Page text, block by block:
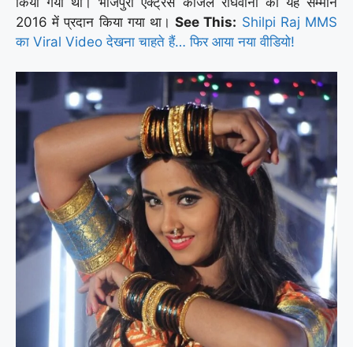
2016 में प्रदान किया गया था।See This: Shilpi Raj MMS
का Viral Video देखना चाहते हैं… फिर आया नया वीडियो!